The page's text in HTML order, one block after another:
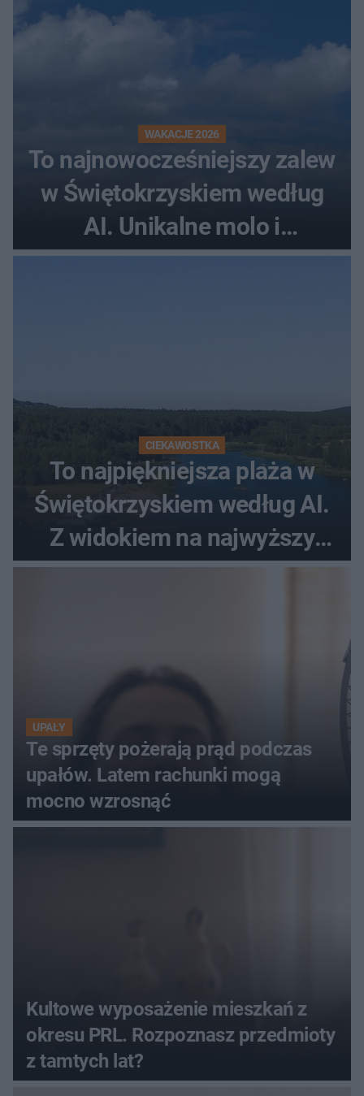
WAKACJE 2026
To najnowocześniejszy zalew
w Świętokrzyskiem według
AI. Unikalne molo i
promenada
CIEKAWOSTKA
To najpiękniejsza plaża w
Świętokrzyskiem według AI.
Z widokiem na najwyższy
szczyt Gór Świętokrzyskich
UPAŁY
Te sprzęty pożerają prąd podczas
upałów. Latem rachunki mogą
mocno wzrosnąć
Kultowe wyposażenie mieszkań z
okresu PRL. Rozpoznasz przedmioty
z tamtych lat?